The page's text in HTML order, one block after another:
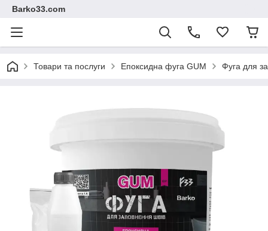
Barko33.com
Товари та послуги Епоксидна фуга GUM Фуга для